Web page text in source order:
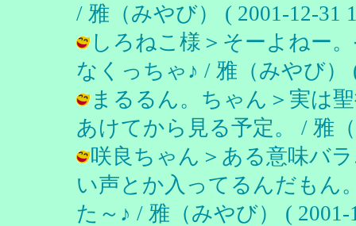
/ 雅（みやび） ( 2001-12-31
しろねこ様＞そーよねー
なくっちゃ♪ / 雅（みやび）
まるるん。ちゃん＞実は
あけてから見る予定。 / 雅
咲良ちゃん＞ある意味バ
い声とか入ってるんだもん
た～♪ / 雅（みやび） ( 2001-